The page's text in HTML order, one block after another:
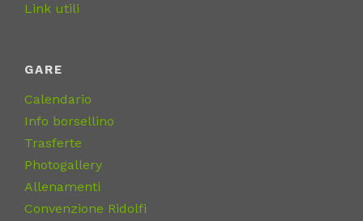
Link utili
GARE
Calendario
Info borsellino
Trasferte
Photogallery
Allenamenti
Convenzione Ridolfi